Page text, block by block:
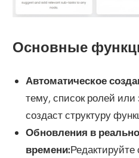
Основные
Автоматическое
тему, список ролей
создаст структуру
Обновления в
времени:Редактируйте